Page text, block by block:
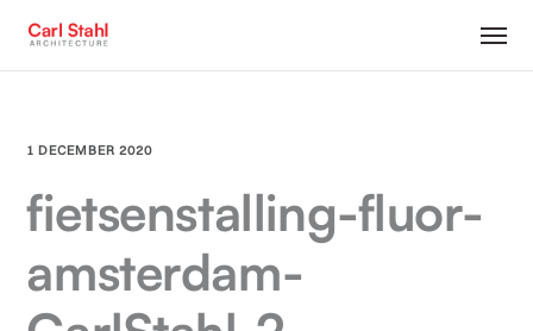
1 DECEMBER 2020
fietsenstalling-fluor-
amsterdam-